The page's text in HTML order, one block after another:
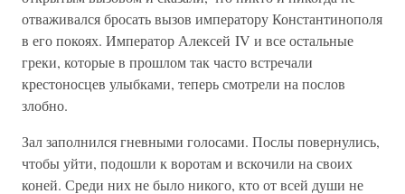
отваживался бросать вызов императору Константинополя
в его покоях. Император Алексей IV и все остальные
греки, которые в прошлом так часто встречали
крестоносцев улыбками, теперь смотрели на послов
злобно.
Зал заполнился гневными голосами. Послы повернулись,
чтобы уйти, подошли к воротам и вскочили на своих
коней. Среди них не было никого, кто от всей души не